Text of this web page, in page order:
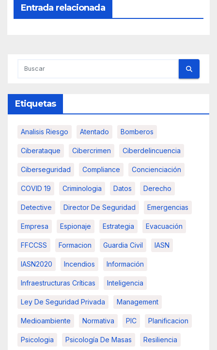
Entrada relacionada
Etiquetas
Analisis Riesgo Atentado Bomberos
Ciberataque Cibercrimen Ciberdelincuencia
Ciberseguridad Compliance Concienciación
COVID 19 Criminologia Datos Derecho
Detective Director De Seguridad Emergencias
Empresa Espionaje Estrategia Evacuación
FFCCSS Formacion Guardia Civil IASN
IASN2020 Incendios Información
Infraestructuras Críticas Inteligencia
Ley De Seguridad Privada Management
Medioambiente Normativa PIC Planificacion
Psicologia Psicología De Masas Resiliencia